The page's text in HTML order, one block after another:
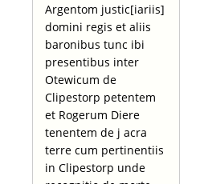
Argentom justic[iariis]
domini regis et aliis
baronibus tunc ibi
presentibus inter
Otewicum de
Clipestorp petentem
et Rogerum Diere
tenentem de j acra
terre cum pertinentiis
in Clipestorp unde